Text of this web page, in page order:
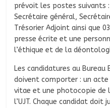
prévoit les postes suivants
Secrétaire général,
Trésorier Adjoint ainsi que
presse écrite et une
l’éthique et de la
Les candidatures au
doivent comporter : un acte
vitae et une photocopie de
l’UJT. Chaque candidat doit